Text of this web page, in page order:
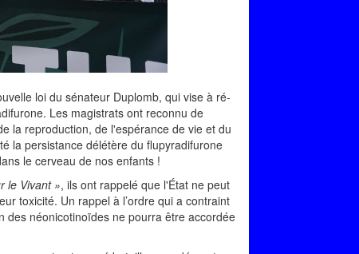
loi du sénateur Duplomb, qui vise à ré-
Les magistrats ont reconnu de
la reproduction, de l'espérance de vie et du
la persistance délétère du flupyradifurone
le cerveau de nos enfants !
le Vivant », ils ont rappelé que l'État ne peut
toxicité. Un rappel à l’ordre qui a contraint
des néonicotinoïdes ne pourra être accordée